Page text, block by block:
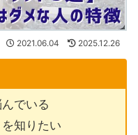
2021.06.04 2025.12.26
でいる
知りたい